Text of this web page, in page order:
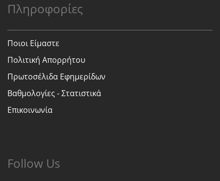
Πληροφορίες
Ποιοι Είμαστε
Πολιτική Απορρήτου
Πρωτοσέλιδα Εφημερίδων
Βαθμολογίες - Στατιστικά
Επικοινωνία
Follow Us